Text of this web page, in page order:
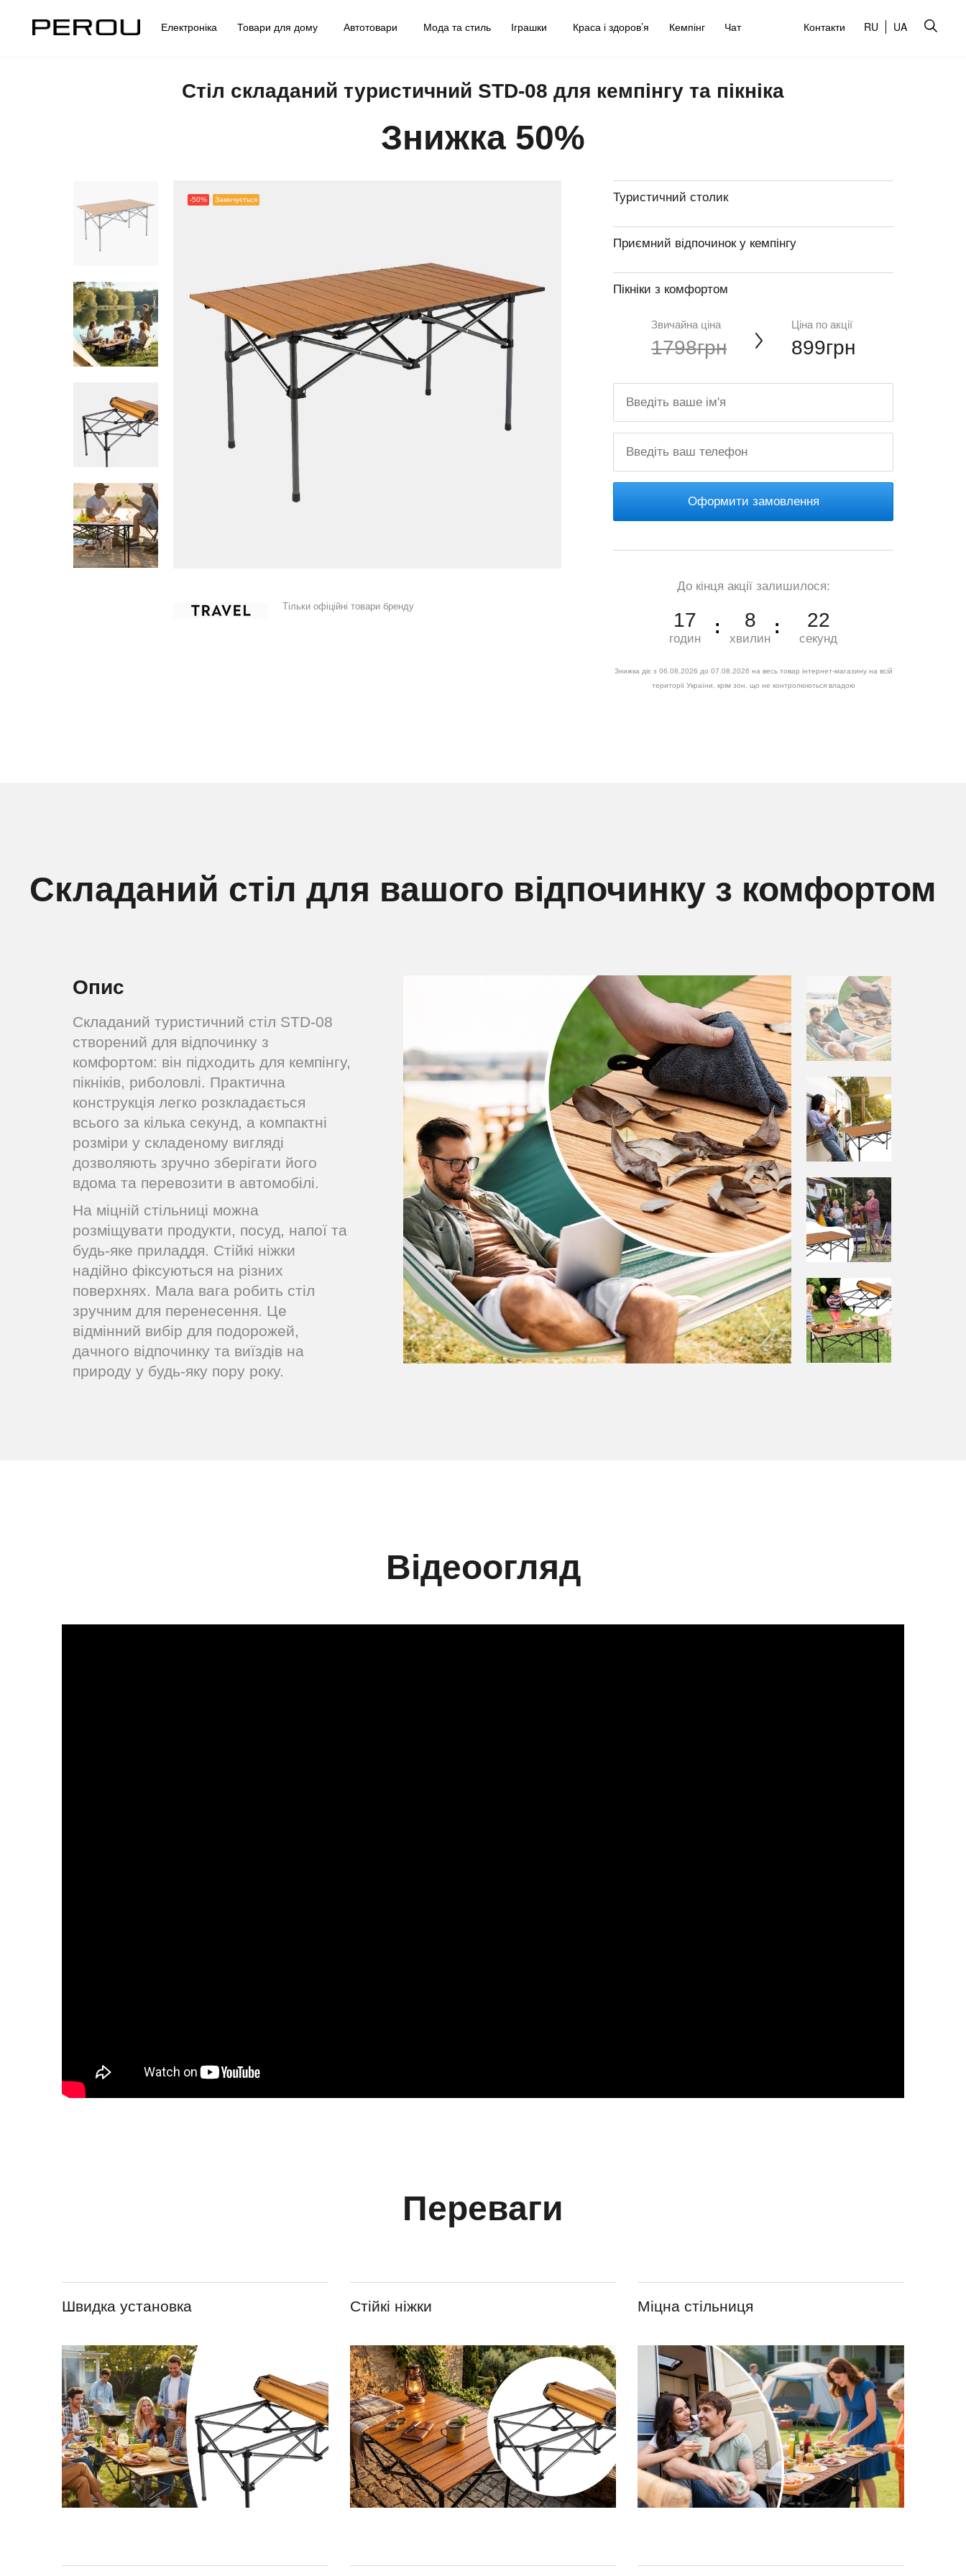
Електроніка Товари для дому Автотовари Мода та стиль Іграшки Краса і здоров’я Кемпінг Чат Контакти RU UA
Стіл складаний туристичний STD-08 для кемпінгу та пікніка
Знижка 50%
-50% Закінчується
Тільки офіційні товари бренду
Туристичний столик
Приємний відпочинок у кемпінгу
Пікніки з комфортом
Звичайна ціна
1798грн
Ціна по акції
899грн
Оформити замовлення
До кінця акції залишилося:
17
годин
8
хвилин
20
секунд
Знижка діє з 06.08.2026 до 07.08.2026 на весь товар інтернет-магазину на всій
території України, крім зон, що не контролюються владою
Складаний стіл для вашого відпочинку з комфортом
Опис
Складаний туристичний стіл STD-08
створений для відпочинку з
комфортом: він підходить для кемпінгу,
пікніків, риболовлі. Практична
конструкція легко розкладається
всього за кілька секунд, а компактні
розміри у складеному вигляді
дозволяють зручно зберігати його
вдома та перевозити в автомобілі.
На міцній стільниці можна
розміщувати продукти, посуд, напої та
будь-яке приладдя. Стійкі ніжки
надійно фіксуються на різних
поверхнях. Мала вага робить стіл
зручним для перенесення. Це
відмінний вибір для подорожей,
дачного відпочинку та виїздів на
природу у будь-яку пору року.
Відеоогляд
Переваги
Швидка установка Стійкі ніжки Міцна стільниця